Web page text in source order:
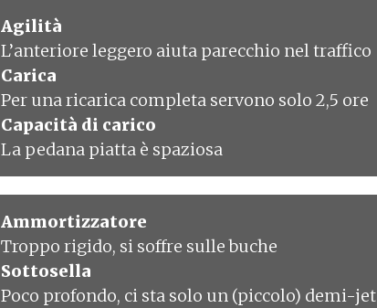
Agilità
L’anteriore leggero aiuta parecchio nel traffico
Carica
Per una ricarica completa servono solo 2,5 ore
Capacità di carico
La pedana piatta è spaziosa
Ammortizzatore
Troppo rigido, si soffre sulle buche
Sottosella
Poco profondo, ci sta solo un (piccolo) demi-jet